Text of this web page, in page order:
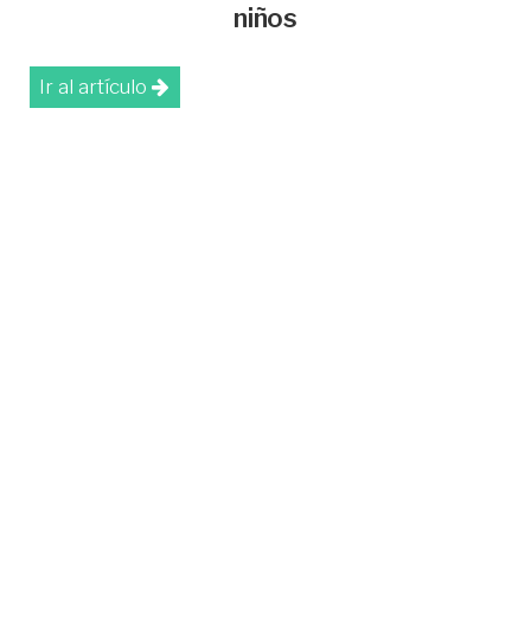
niños
Ir al artículo